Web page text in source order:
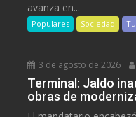
avanza en...
Populares Sociedad
3 de agosto de 2026
Terminal: Jaldo
obras de